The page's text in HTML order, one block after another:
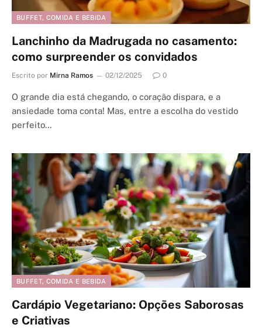
BUFFET, COMIDA E BEBIDA
Lanchinho da Madrugada no casamento:
como surpreender os convidados
Escrito por Mirna Ramos 02/12/2025 0
O grande dia está chegando, o coração dispara, e a
ansiedade toma conta! Mas, entre a escolha do vestido
perfeito…
BUFFET, COMIDA E BEBIDA
Cardápio Vegetariano: Opções Saborosas
e Criativas